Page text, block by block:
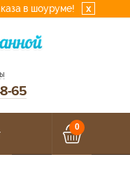
в шоуруме! x
65
0